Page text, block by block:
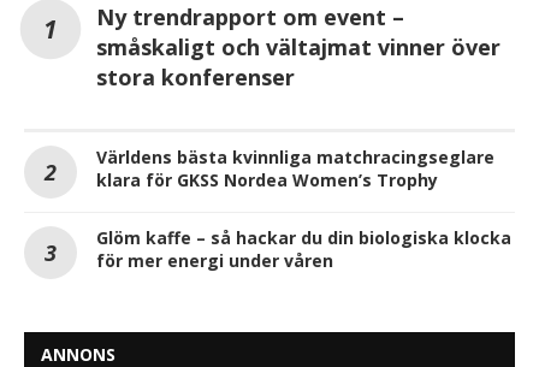
Ny trendrapport om event –
småskaligt och vältajmat vinner över
stora konferenser
Världens bästa kvinnliga matchracingseglare
klara för GKSS Nordea Women’s Trophy
Glöm kaffe – så hackar du din biologiska klocka
för mer energi under våren
ANNONS